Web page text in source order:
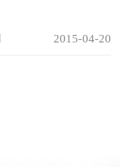
2015-04-20